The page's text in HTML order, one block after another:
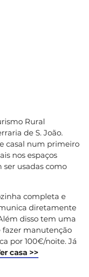
Rural
de S. João.
casal num primeiro
nos espaços
usadas como
completa e
diretamente
disso tem uma
manutenção
por 100€/noite. Já
casa >>